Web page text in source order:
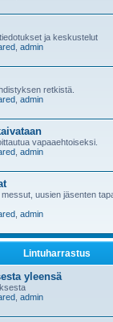
ja keskustelut
admin
retkistä.
admin
vapaaehtoiseksi.
admin
messut, uusien jäsenten
admin
Lintuharrastus
yleensä
admin